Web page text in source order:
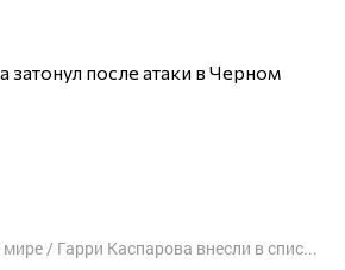
затонул после атаки в Черном
мире / Гарри Каспарова внесли в список «террористов и экстремистов»